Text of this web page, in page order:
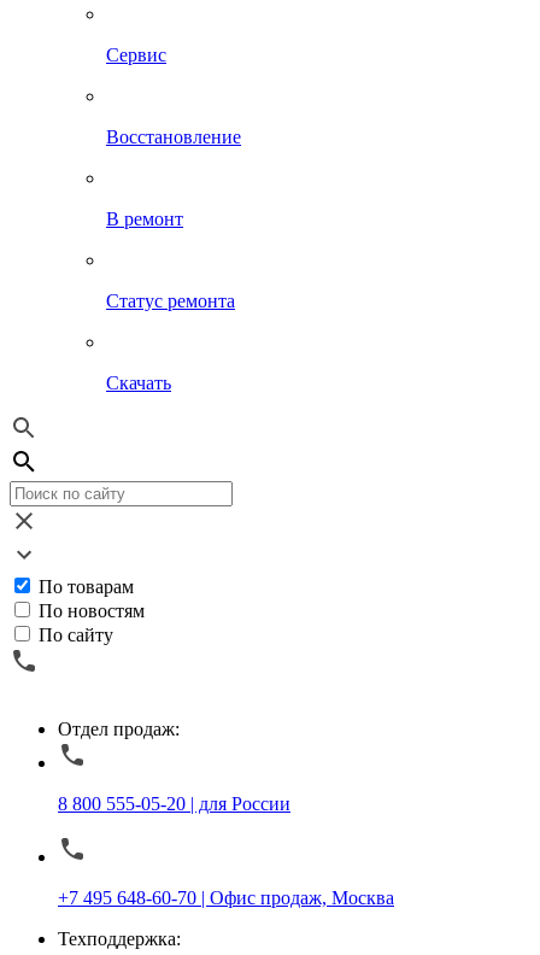
Сервис
Восстановление
В ремонт
Статус ремонта
Скачать
По товарам
По новостям
По сайту
Отдел продаж:
8 800 555-05-20 | для России
+7 495 648-60-70 | Офис продаж, Москва
Техподдержка: